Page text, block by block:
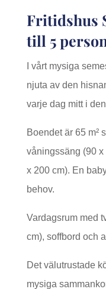
Fritidshus
till 5
I vårt mysiga
njuta av den
varje dag mitt i
Boendet är 65 m²
våningssäng (90
x 200 cm). En
behov.
Vardagsrum med
cm), soffbord och
Det välutrustade
mysiga